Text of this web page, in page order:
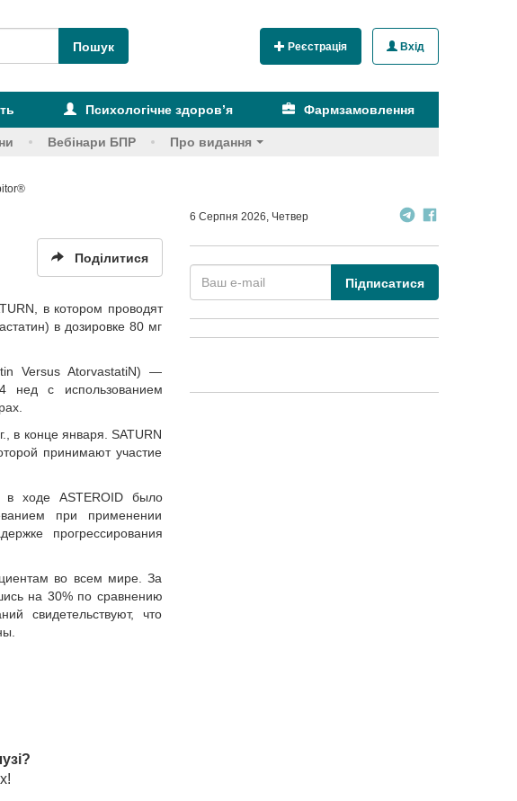
Реєстрація Вхід
Психологічне здоров’я Фармзамовлення
Вебінари БПР Про видання
Поділитися
в котором проводят
в дозировке 80 мг
Versus AtorvastatiN) —
нед с использованием
в конце января. SATURN
принимают участие
в ходе ASTEROID было
при применении
прогрессирования
во всем мире. За
на 30% по сравнению
свидетельствуют, что
6 Серпня 2026, Четвер
Підписатися